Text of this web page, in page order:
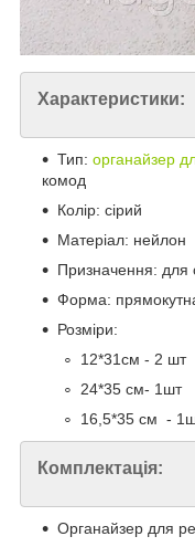
Характеристики:
Тип: органайзер
комод
Колір: сірий
Матеріал: нейлон
Призначення: для
Форма:
Розміри:
12*31см - 2 шт
24*35 см- 1шт
16,5*35 см -
Комплектація:
Органайзер для